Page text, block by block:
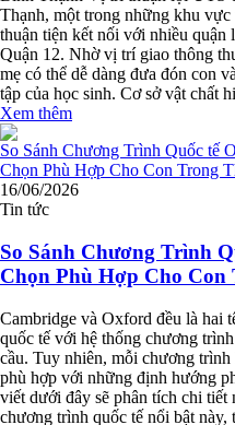
Thạnh, một trong những khu
thuận tiện kết nối với nhiều
Quận 12. Nhờ vị trí giao thông
mẹ có thể dễ dàng đưa đón con
tập của học sinh. Cơ sở vật chất
Xem thêm
16/06/2026
Tin tức
So Sánh Chương Trình
Chọn Phù Hợp Cho
Cambridge và Oxford đều là hai
quốc tế với hệ thống chương
cầu. Tuy nhiên, mỗi chương
phù hợp với những định hướng
viết dưới đây sẽ phân tích chi tiết
chương trình quốc tế nổi bật